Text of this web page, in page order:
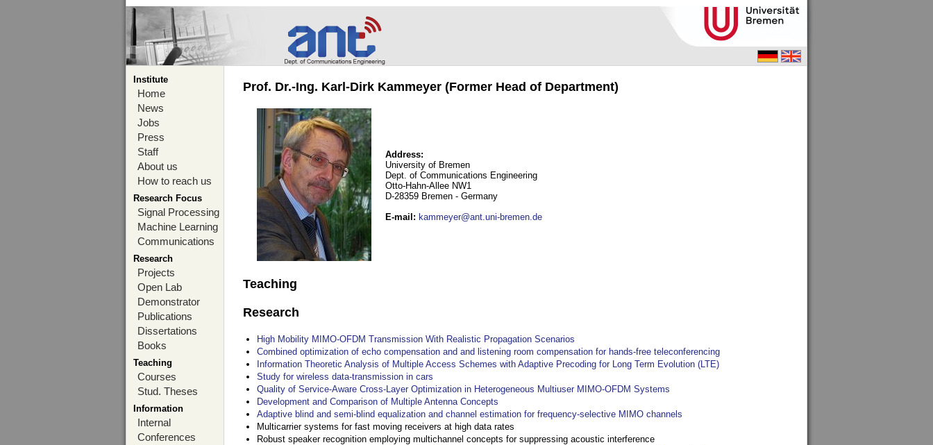
Institute
Home
News
Jobs
Press
Staff
About us
How to reach us
Research Focus
Signal Processing
Machine Learning
Communications
Research
Projects
Open Lab
Demonstrator
Publications
Dissertations
Books
Teaching
Courses
Stud. Theses
Information
Internal
Conferences
Prof. Dr.-Ing. Karl-Dirk Kammeyer (Former Head of Department)
Address:
University of Bremen
Dept. of Communications Engineering
Otto-Hahn-Allee NW1
D-28359 Bremen - Germany
E-mail : kammeyer@ant.uni-bremen.de
Teaching
Research
High Mobility MIMO-OFDM Transmission With Realistic Propagation Scenarios
Combined optimization of echo compensation and and listening room compensation for hands-free teleconferencing
Information Theoretic Analysis of Multiple Access Schemes with Adaptive Precoding for Long Term Evolution (LTE)
Study for wireless data-transmission in cars
Quality of Service-Aware Cross-Layer Optimization in Heterogeneous Multiuser MIMO-OFDM Systems
Development and Comparison of Multiple Antenna Concepts
Adaptive blind and semi-blind equalization and channel estimation for frequency-selective MIMO channels
Multicarrier systems for fast moving receivers at high data rates
Robust speaker recognition employing multichannel concepts for suppressing acoustic interference